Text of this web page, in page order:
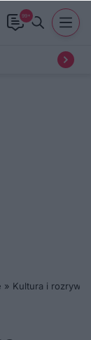
99+
» Kultura i rozrywka